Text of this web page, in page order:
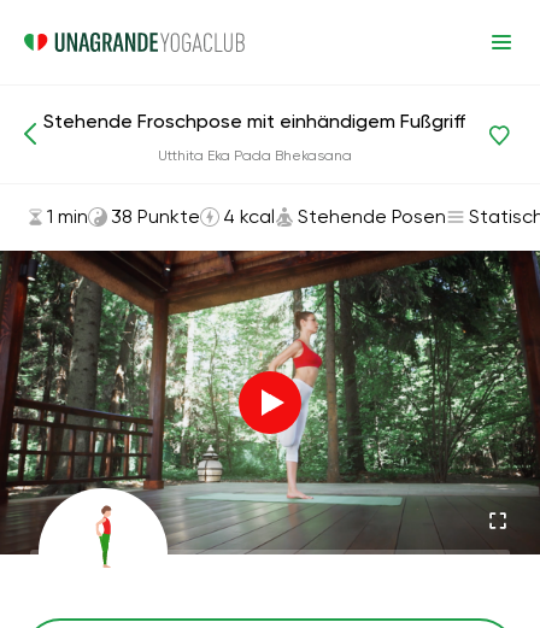
Asanas und Übungen Stehende Posen
Stehende Froschpose mit einhändigem Fußgriff
Utthita Eka Pada Bhekasana
1 min 38 Punkte 4 kcal Stehende Posen